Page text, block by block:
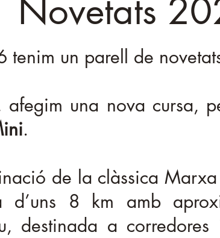
Novetats
tenim un parell de
afegim una nova cursa,
.
de la clàssica
d’uns 8 km amb
destinada a